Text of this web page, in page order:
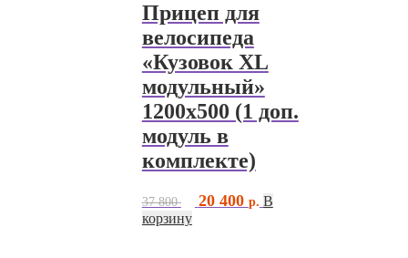
Прицеп для
велосипеда
«Кузовок XL
модульный»
1200х500 (1 доп.
модуль в
комплекте)
37 800
Первоначальная
20 400
Текущая
В
корзину